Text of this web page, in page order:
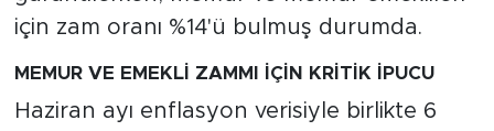
için zam oranı %14'ü bulmuş durumda.
MEMUR VE EMEKLİ ZAMMI İÇİN KRİTİK İPUCU
Haziran ayı enflasyon verisiyle birlikte 6